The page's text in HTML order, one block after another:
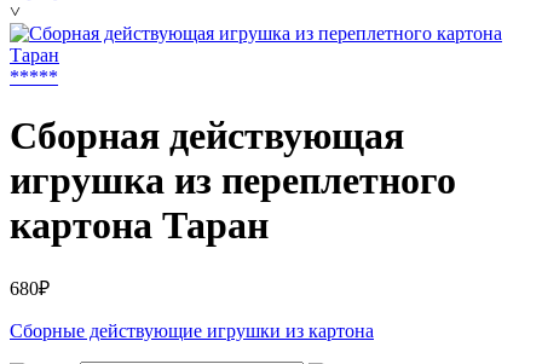
˅
*****
Сборная действующая
игрушка из переплетного
картона Таран
680₽
Сборные действующие игрушки из картона